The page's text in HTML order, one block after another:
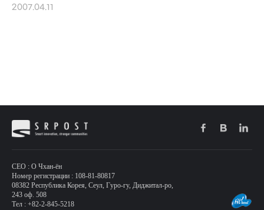
2007.04.11
CEO : О Чхан-ён
Номер регистрации : 108-81-80817
08382 Республика Корея, Сеул, Гуро-гу, Диджитал-ро,
243 оф. 508
Тел : +82-2-845-5218